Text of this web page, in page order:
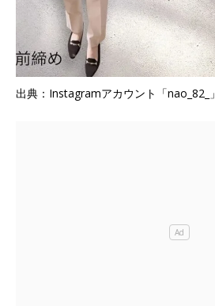
出典：Instagramアカウント「nao_82_」